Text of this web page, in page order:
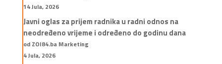
14 Jula, 2026
Javni oglas za prijem radnika u radni odnos na
neodređeno vrijeme i određeno do godinu dana
od ZOI84.ba Marketing
4 Jula, 2026